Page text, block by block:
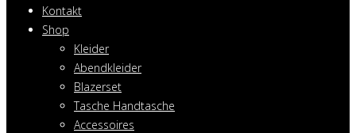
Kontakt
Shop
Kleider
Abendkleider
Blazerset
Tasche Handtasche
Accessoires